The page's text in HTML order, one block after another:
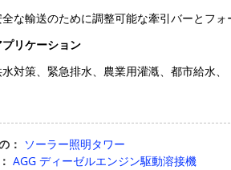
全な輸送のために調整可能な牽引バーとフォ
プリケーション
水対策、緊急排水、農業用灌漑、都市給水、
： ソーラー照明タワー
AGG ディーゼルエンジン駆動溶接機